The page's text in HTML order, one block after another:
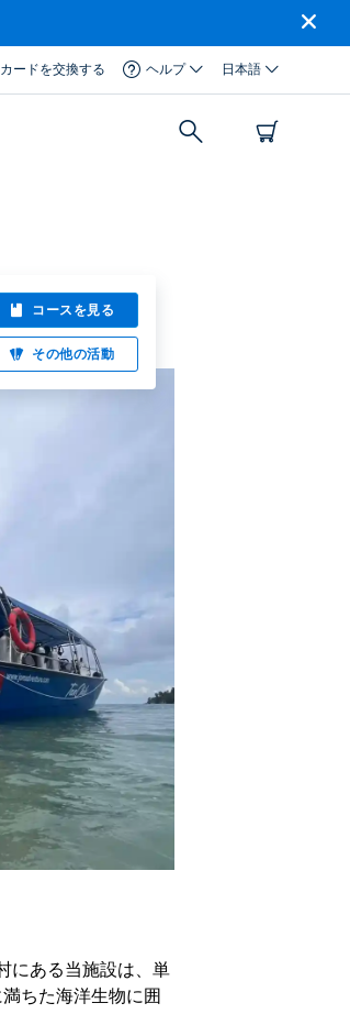
カードを交換する ヘルプ 日本語
コースを見る
その他の活動
にある当施設は、単
ちた海洋生物に囲